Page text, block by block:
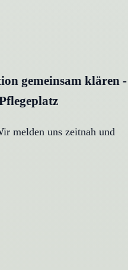
gemeinsam klären -
melden uns zeitnah und